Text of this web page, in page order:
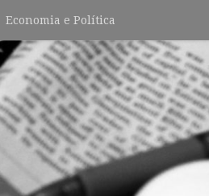
Economia e Política